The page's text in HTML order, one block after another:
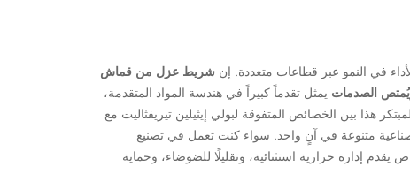
في النمو عبر قطاعات متعددة. إن شريط عزل من قماش
يمثل تقدماً كبيراً في هندسة المواد المتقدمة،
هذا بين الخصائص المتفوقة لبولي إيثيلين تيريفثاليت مع
متنوعة في آنٍ واحد. سواء كنت تعمل في تصنيع
إدارة حرارية استثنائية، وتقليلًا للضوضاء، وحماية